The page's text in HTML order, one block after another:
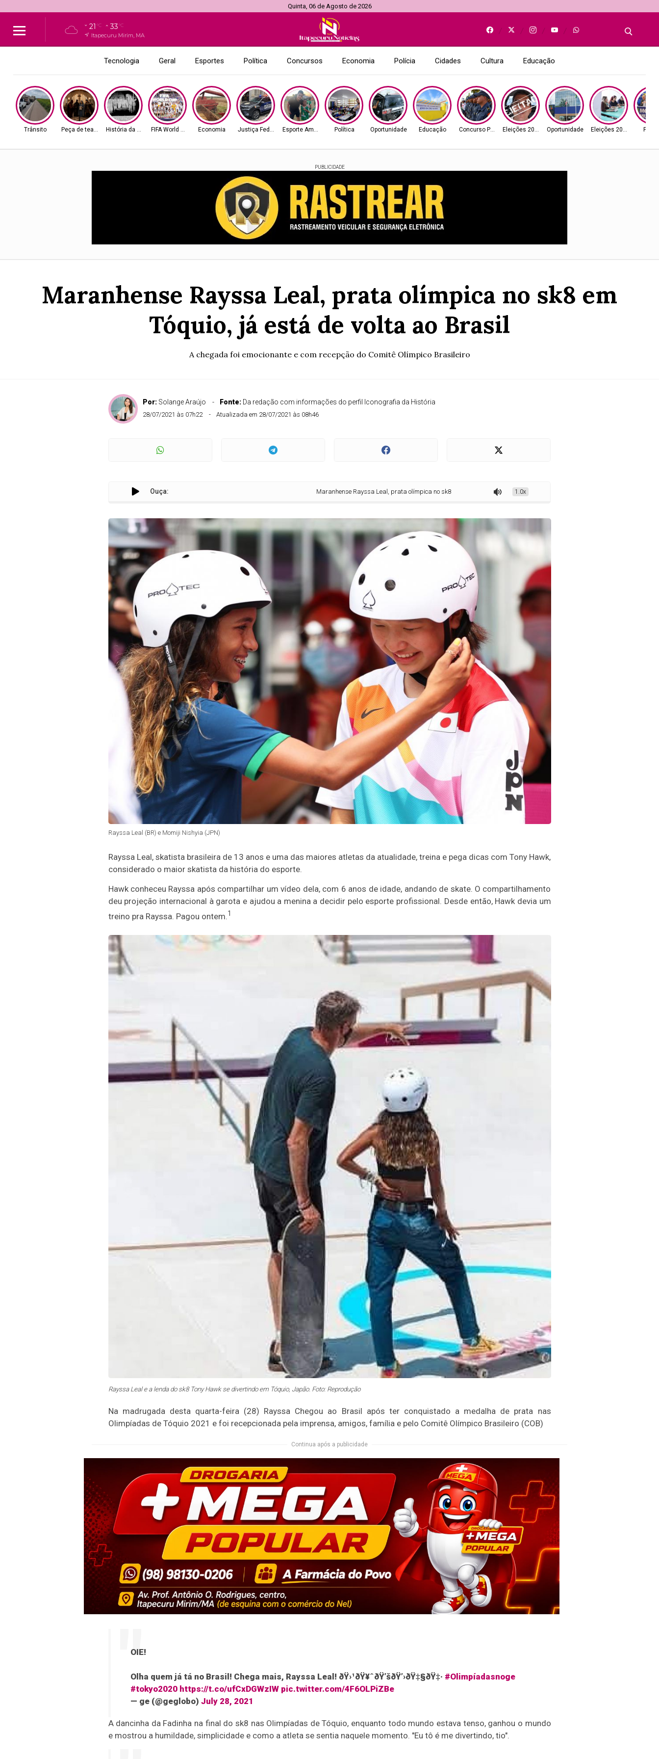
Quinta, 06 de Agosto de 2026
21 °C 33°C
Itapecuru Mirim, MA
Tecnologia Geral Esportes Política Concursos Economia Polícia Cidades Cultura Educação
Trânsito Peça de teatro História da CidadeFIFA World Cup 2026Economia Justiça Federal Esporte Amador Política Oportunidade Educação Concurso PúblicoEleições 2026 Oportunidade Eleições 2026
PUBLICIDADE
Maranhense Rayssa Leal, prata olímpica no sk8 em
Tóquio, já está de volta ao Brasil
A chegada foi emocionante e com recepção do Comitê Olímpico Brasileiro
Por: Solange Araújo Fonte: Da redação com informações do perfil Iconografia da História
28/07/2021 às 07h22 Atualizada em 28/07/2021 às 08h46
Ouça: Maranhense Rayssa Leal, prata olímpica no sk8 em Tóquio, já está de volta ao Brasil1.0x
Rayssa Leal (BR) e Momiji Nishyia (JPN)
Rayssa Leal, skatista brasileira de 13 anos e uma das maiores atletas da atualidade, treina e pega dicas com Tony Hawk,
considerado o maior skatista da história do esporte.
Hawk conheceu Rayssa após compartilhar um vídeo dela, com 6 anos de idade, andando de skate. O compartilhamento
deu projeção internacional à garota e ajudou a menina a decidir pelo esporte profissional. Desde então, Hawk devia um
treino pra Rayssa. Pagou ontem.1
Rayssa Leal e a lenda do sk8 Tony Hawk se divertindo em Tóquio, Japão. Foto: Reprodução
Na madrugada desta quarta-feira (28) Rayssa Chegou ao Brasil após ter conquistado a medalha de prata nas
Olimpíadas de Tóquio 2021 e foi recepcionada pela imprensa, amigos, família e pelo Comitê Olímpico Brasileiro (COB)
Continua após a publicidade
OIE!
Olha quem já tá no Brasil! Chega mais, Rayssa Leal! ðŸ›¹ðŸ¥ˆðŸ’šðŸ’›ðŸ‡§ðŸ‡· #Olimpíadasnoge
#tokyo2020 https://t.co/ufCxDGWzIW pic.twitter.com/4F6OLPiZBe
— ge (@geglobo) July 28, 2021
A dancinha da Fadinha na final do sk8 nas Olimpíadas de Tóquio, enquanto todo mundo estava tenso, ganhou o mundo
e mostrou a humildade, simplicidade e como a atleta se sentia naquele momento. "Eu tô é me divertindo, tio".